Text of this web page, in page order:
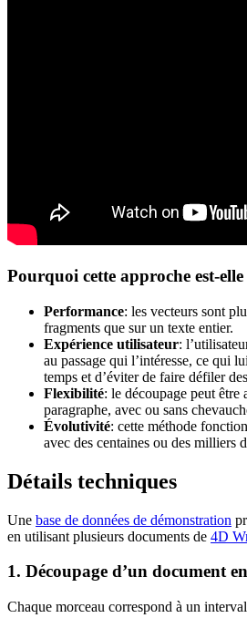
Pourquoi cette approche est-elle
Performance: les vecteurs sont
fragments que sur un texte entier.
Expérience utilisateur:
au passage qui l’intéresse, ce qui
temps et d’éviter de faire défiler
Flexibilité: le découpage peut
paragraphe, avec ou sans
Évolutivité: cette méthode
avec des centaines ou des milliers
Détails techniques
Une base de données de démonstration
en utilisant plusieurs documents de 4D
1. Découpage d’un document
Chaque morceau correspond à un